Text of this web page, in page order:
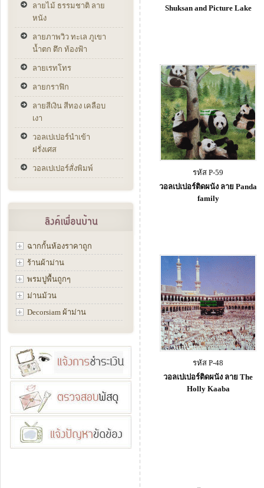
ลายไม้ ธรรมชาติ ลาย
หนัง
ลายภาพวิว ทะเล ภูเขา
น้ำตก ตึก ท้องฟ้า
ลายเรทโทร
ลายกราฟิก
ลายสีเงิน สีทอง เคลือบ
เงา
วอลเปเปอร์นำเข้า
ฝรั่งเศส
วอลเปเปอร์สั่งพิมพ์
ฉากกั้นห้องราคาถูก
ร้านผ้าม่าน
พรมปูพื้นถูกๆ
ม่านม้วน
Decorsiam ผ้าม่าน
Shuksan and Picture Lake
รหัส P-59
วอลเปเปอร์ติดผนัง ลาย Panda
family
รหัส P-48
วอลเปเปอร์ติดผนัง ลาย The
Holly Kaaba